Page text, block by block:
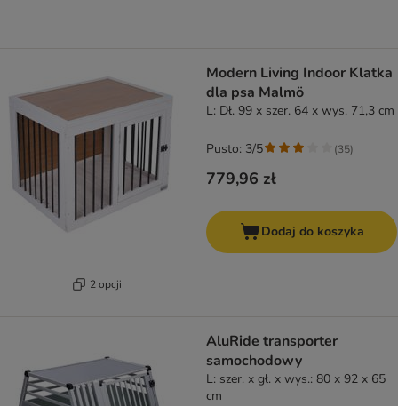
2 opcji
Modern Living Indoor Klatka
dla psa Malmö
L: Dł. 99 x szer. 64 x wys. 71,3 cm
779,96 zł
Pusto: 3/5 (35)
Dodaj do koszyka
AluRide transporter
samochodowy
L: szer. x gł. x wys.: 80 x 92 x 65
cm